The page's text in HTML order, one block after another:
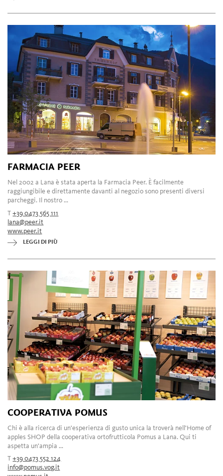
FARMACIA PEER
Nel 2002 a Lana è stata aperta la Farmacia Peer. È facilmente
raggiungibile e direttamente davanti al negozio sono presenti diversi
parcheggi. Il nostro ...
T+39 0473 565 111
lana@peer.it
www.peer.it
LEGGI DI PIÙ
COOPERATIVA POMUS
Chi è alla ricerca di un'esperienza di gusto unica la troverà nell'Home of
apples SHOP della cooperativa ortofrutticola Pomus a Lana. Qui ti
aspetta un'ampia ...
T+39 0473 552 124
info@pomus.vog.it